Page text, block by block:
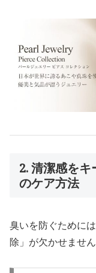
2. 清潔感を
のケア方法
臭いを防ぐために
除」が欠かせません